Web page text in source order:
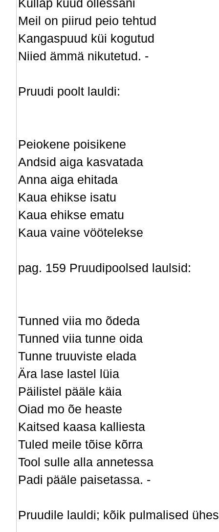
Küllap kuud ollessani
Meil on piirud peio tehtud
Kangaspuud küi kogutud
Niied ämmä nikutetud. -
Pruudi poolt lauldi:
Peiokene poisikene
Andsid aiga kasvatada
Anna aiga ehitada
Kaua ehikse isatu
Kaua ehikse ematu
Kaua vaine vöötelekse
pag. 159 Pruudipoolsed laulsid:
Tunned viia mo õdeda
Tunned viia tunne oida
Tunne truuviste elada
Ära lase lastel lüia
Päilistel pääle käia
Oiad mo õe heaste
Kaitsed kaasa kalliesta
Tuled meile tõise kõrra
Tool sulle alla annetessa
Padi pääle paisetassa. -
Pruudile lauldi; kõik pulmalised